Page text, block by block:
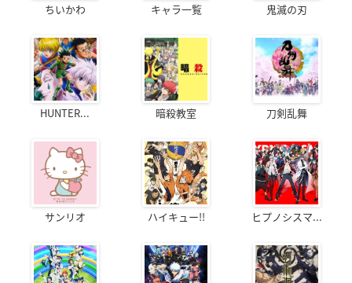
ちいかわ キャラ一覧 鬼滅の刃
HUNTER... 暗殺教室 刀剣乱舞
サンリオ ハイキュー!! ヒプノシスマ...